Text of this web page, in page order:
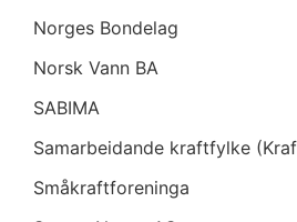
Norges Bondelag
Norsk Vann BA
SABIMA
Samarbeidande kraftfylke
Småkraftforeninga